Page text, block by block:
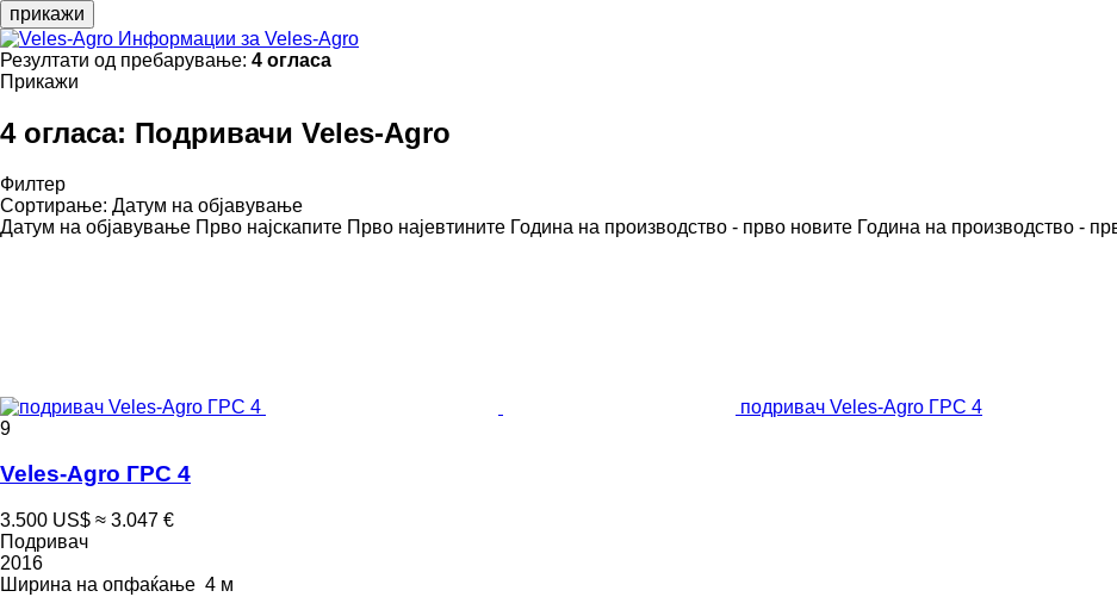
прикажи
Информации за Veles-Agro
Резултати од пребарување: 4 огласа
Прикажи
4 огласа: Подривачи Veles-Agro
Филтер
Сортирање: Датум на објавување
Датум на објавување Прво најскапите Прво најевтините Година на производство - прво новите Година на производство -
подривач Veles-Agro ГРС 4
9
Veles-Agro ГРС 4
3.500 US$ ≈ 3.047 €
Подривач
2016
Ширина на опфаќање 4 м